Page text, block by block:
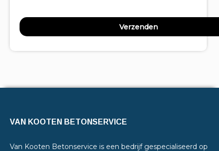
VAN KOOTEN BETONSERVICE
Van Kooten Betonservice is een bedrijf gespecialiseerd op